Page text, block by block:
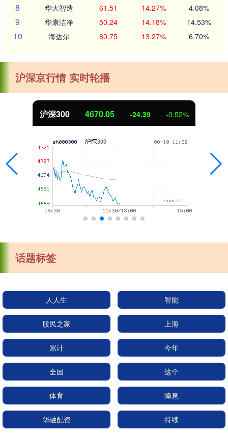
8 华大智造 61.51 14.27% 4.08%
9 华康洁净 50.24 14.18% 14.53%
10 海达尔 80.75 13.27% 6.70%
沪深京行情 实时轮播
沪深300 4670.05 -24.39 -0.52%
话题标签
人人生 智能
股民之家 上海
累计 今年
全国 这个
体育 降息
华融配资 持续